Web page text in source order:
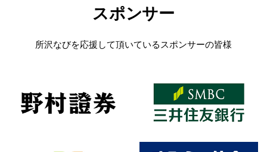
スポンサー
所沢なびを応援して頂いているスポンサーの皆様